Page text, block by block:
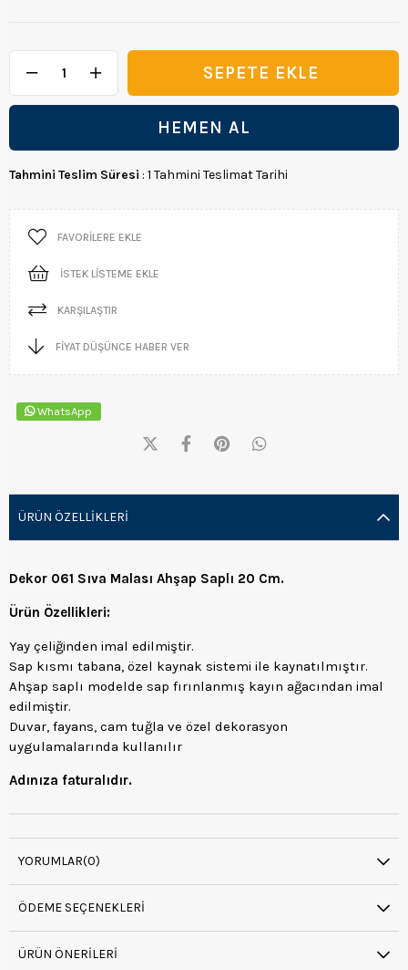
Tahmini Teslim Süresi : 1 Tahmini Teslimat Tarihi
FAVORILERE EKLE
İSTEK LISTEME EKLE
KARŞILAŞTIR
FIYAT DÜŞÜNCE HABER VER
WhatsApp
ÜRÜN ÖZELLIKLERI
Dekor 061 Sıva Malası Ahşap Saplı 20 Cm.
Ürün Özellikleri:
Yay çeliğinden imal edilmiştir.
Sap kısmı tabana, özel kaynak sistemi ile kaynatılmıştır.
Ahşap saplı modelde sap fırınlanmış kayın ağacından imal
edilmiştir.
Duvar, fayans, cam tuğla ve özel dekorasyon
uygulamalarında kullanılır
Adınıza faturalıdır.
YORUMLAR(0)
ÖDEME SEÇENEKLERI
ÜRÜN ÖNERILERI